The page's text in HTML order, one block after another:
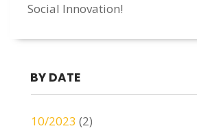
Social Innovation!
BY DATE
10/2023 (2)